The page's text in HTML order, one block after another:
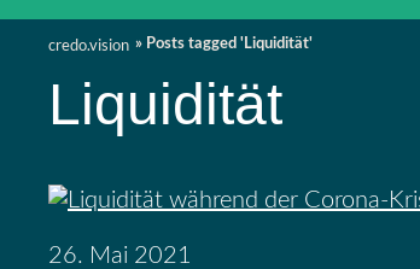
credo.vision Posts tagged 'Liquidität'
Liquidität
26. Mai 2021